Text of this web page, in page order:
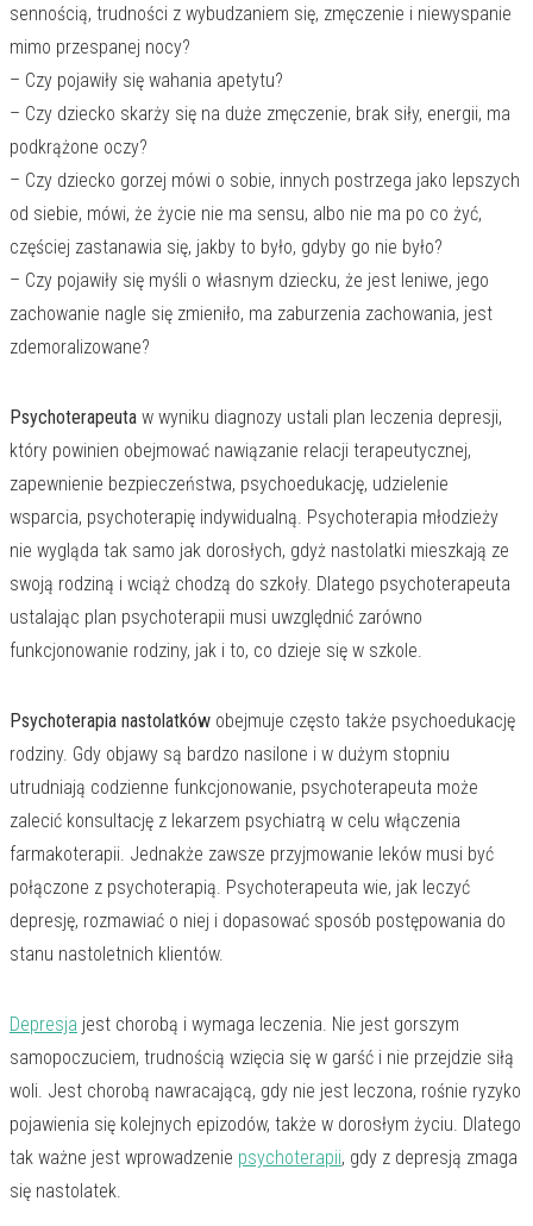
sennością, trudności z wybudzaniem się, zmęczenie i niewyspanie
mimo przespanej nocy?
– Czy pojawiły się wahania apetytu?
– Czy dziecko skarży się na duże zmęczenie, brak siły, energii, ma
podkrążone oczy?
– Czy dziecko gorzej mówi o sobie, innych postrzega jako lepszych
od siebie, mówi, że życie nie ma sensu, albo nie ma po co żyć,
częściej zastanawia się, jakby to było, gdyby go nie było?
– Czy pojawiły się myśli o własnym dziecku, że jest leniwe, jego
zachowanie nagle się zmieniło, ma zaburzenia zachowania, jest
zdemoralizowane?
Psychoterapeuta w wyniku diagnozy ustali plan leczenia depresji,
który powinien obejmować nawiązanie relacji terapeutycznej,
zapewnienie bezpieczeństwa, psychoedukację, udzielenie
wsparcia, psychoterapię indywidualną. Psychoterapia młodzieży
nie wygląda tak samo jak dorosłych, gdyż nastolatki mieszkają ze
swoją rodziną i wciąż chodzą do szkoły. Dlatego psychoterapeuta
ustalając plan psychoterapii musi uwzględnić zarówno
funkcjonowanie rodziny, jak i to, co dzieje się w szkole.
Psychoterapia nastolatków obejmuje często także psychoedukację
rodziny. Gdy objawy są bardzo nasilone i w dużym stopniu
utrudniają codzienne funkcjonowanie, psychoterapeuta może
zalecić konsultację z lekarzem psychiatrą w celu włączenia
farmakoterapii. Jednakże zawsze przyjmowanie leków musi być
połączone z psychoterapią. Psychoterapeuta wie, jak leczyć
depresję, rozmawiać o niej i dopasować sposób postępowania do
stanu nastoletnich klientów.
Depresja jest chorobą i wymaga leczenia. Nie jest gorszym
samopoczuciem, trudnością wzięcia się w garść i nie przejdzie siłą
woli. Jest chorobą nawracającą, gdy nie jest leczona, rośnie ryzyko
pojawienia się kolejnych epizodów, także w dorosłym życiu. Dlatego
tak ważne jest wprowadzenie psychoterapii, gdy z depresją zmaga
się nastolatek.